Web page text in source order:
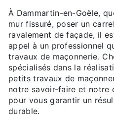
À Dammartin-en-Goële, que ce soit pour réparer un
mur fissuré, poser un
ravalement de façade, il
appel à un professionnel
travaux de maçonnerie.
spécialisés dans la
petits travaux de
notre savoir-faire et notre
pour vous garantir un
durable.